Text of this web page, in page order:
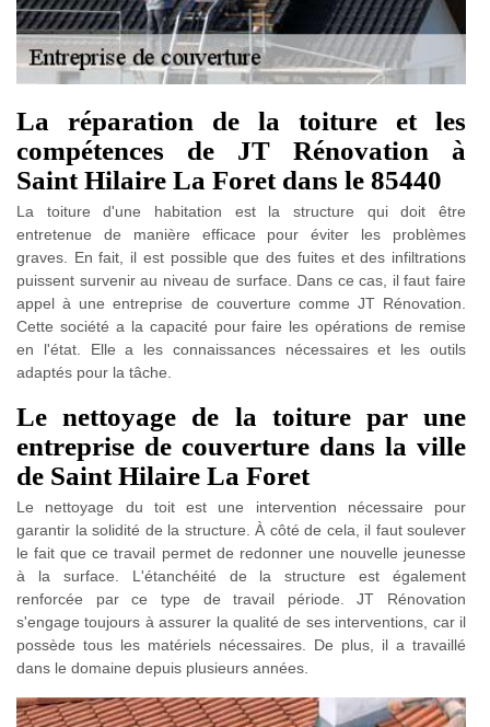
La réparation de la toiture et les
compétences de JT Rénovation à
Saint Hilaire La Foret dans le 85440
La toiture d'une habitation est la structure qui doit être
entretenue de manière efficace pour éviter les problèmes
graves. En fait, il est possible que des fuites et des infiltrations
puissent survenir au niveau de surface. Dans ce cas, il faut faire
appel à une entreprise de couverture comme JT Rénovation.
Cette société a la capacité pour faire les opérations de remise
en l'état. Elle a les connaissances nécessaires et les outils
adaptés pour la tâche.
Le nettoyage de la toiture par une
entreprise de couverture dans la ville
de Saint Hilaire La Foret
Le nettoyage du toit est une intervention nécessaire pour
garantir la solidité de la structure. À côté de cela, il faut soulever
le fait que ce travail permet de redonner une nouvelle jeunesse
à la surface. L'étanchéité de la structure est également
renforcée par ce type de travail période. JT Rénovation
s'engage toujours à assurer la qualité de ses interventions, car il
possède tous les matériels nécessaires. De plus, il a travaillé
dans le domaine depuis plusieurs années.